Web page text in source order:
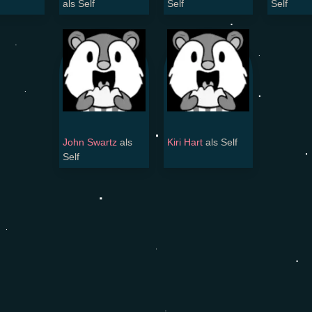
als Self Self Self
John Swartz als
Self
Kiri Hartals Self